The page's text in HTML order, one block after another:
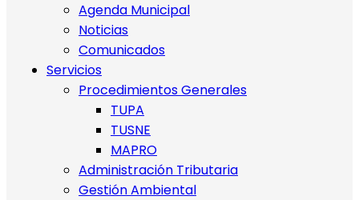
Agenda Municipal
Noticias
Comunicados
Servicios
Procedimientos Generales
TUPA
TUSNE
MAPRO
Administración Tributaria
Gestión Ambiental